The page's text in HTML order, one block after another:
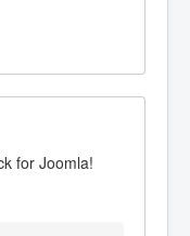
for Joomla!